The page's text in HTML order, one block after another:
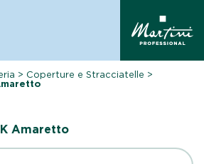
> Coperture e Stracciatelle >
Amaretto